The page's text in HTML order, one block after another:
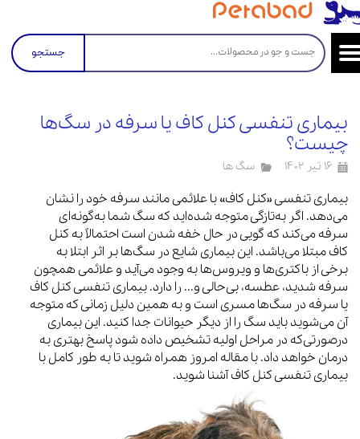
جستجو
بیماری تنفسی کنل کاف یا سرفه در سگ‌ها
چیست؟
۱۶ تیر ۱۴۰۲ سگ ها
بیماری تنفسی «کنل کاف» با علائمی مانند سرفه خود را نشان
می‌دهد. اگر به‌تازگی متوجه شده‌اید که سگ شما به‌گونه‌ای
سرفه می‌کند که گویی در حال خفه شدن است احتمالاً به کنل
کاف مبتلا می‌باشد. این بیماری شایع در سگ‌ها بر اثر ابتلا به
برخی از باکتری‌ها و ویروس‌ها به وجود می‌آید و علائمی همچون
سرفه شدید، عطسه، بی‌حالی و... را دارد. بیماری تنفسی کنل کاف
یا سرفه در سگ‌ها مسری است و به همین دلیل زمانی که متوجه
آن می‌شوید باید سگ را از دیگر حیوانات جدا کنید. این بیماری
درصورتی‌که در مراحل اولیه تشخیص داده شود پاسخ بهتری به
درمان خواهد داد. با مقاله امروز همراه شوید تا به طور کامل با
بیماری تنفسی کنل کاف آشنا شوید.